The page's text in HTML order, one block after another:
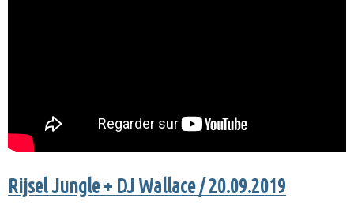
Rijsel Jungle + DJ Wallace / 20.09.2019